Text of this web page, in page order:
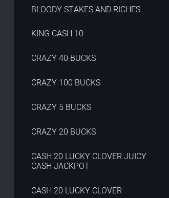
BLOODY STAKES AND RICHES
KING CASH 10
CRAZY 40 BUCKS
CRAZY 100 BUCKS
CRAZY 5 BUCKS
CRAZY 20 BUCKS
CASH 20 LUCKY CLOVER JUICY
CASH JACKPOT
CASH 20 LUCKY CLOVER